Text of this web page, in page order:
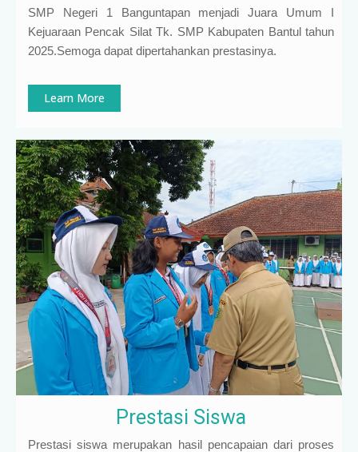
SMP Negeri 1 Banguntapan menjadi Juara Umum I
Kejuaraan Pencak Silat Tk. SMP Kabupaten Bantul tahun
2025.Semoga dapat dipertahankan prestasinya.
Learn More
Prestasi Siswa
Prestasi siswa merupakan hasil pencapaian dari proses